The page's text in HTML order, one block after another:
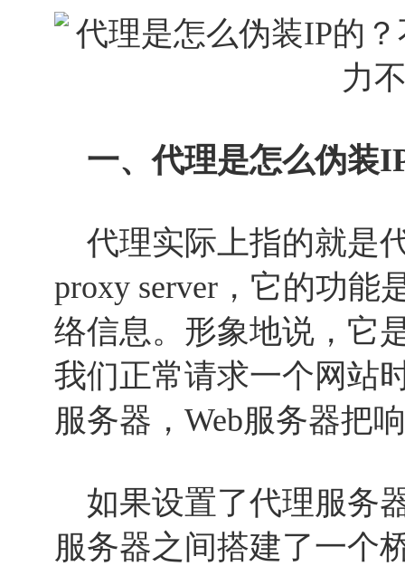
一、代理是怎么伪装
代理实际上指的就是
proxy server，它的功能
络信息。形象地说，它
我们正常请求一个网站
服务器，Web服务器把
如果设置了代理服务
服务器之间搭建了一个